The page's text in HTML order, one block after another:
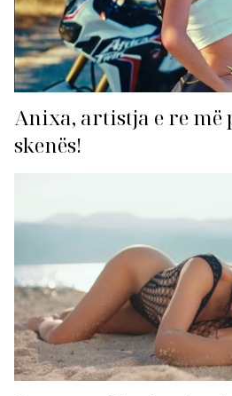
Anixa, artistja e re më
skenës!